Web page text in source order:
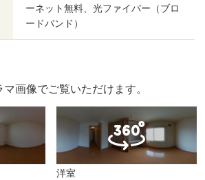
ーネット無料、光ファイバー（ブロ
ードバンド）
画像でご覧いただけます。
洋室